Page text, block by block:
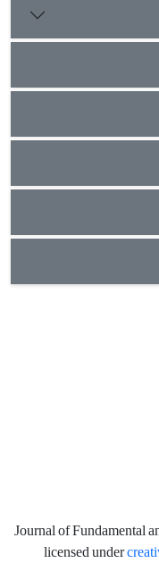
Journal of Fundamental
licensed under